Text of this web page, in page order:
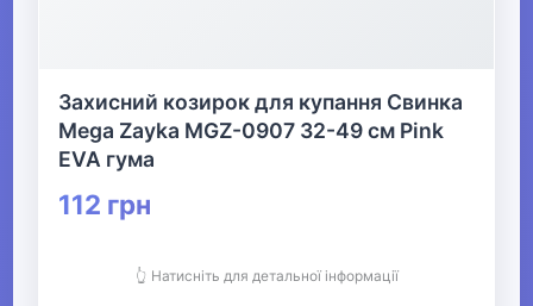
Захисний козирок для купання Свинка
Mega Zayka MGZ-0907 32-49 см Pink
EVA гума
112 грн
👆 Натисніть для детальної інформації